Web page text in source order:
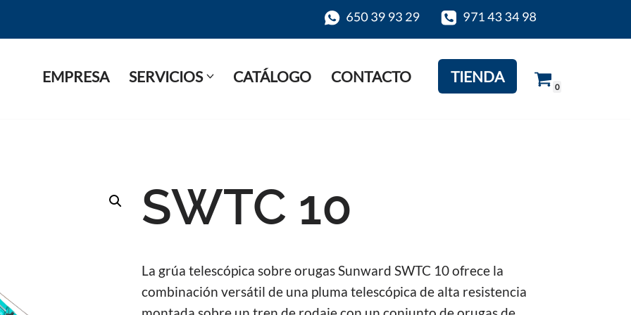
EMPRESA SERVICIOS CATÁLOGO CONTACTO TIENDA
0
SWTC 10
La grúa telescópica sobre orugas Sunward SWTC 10 ofrece la
combinación versátil de una pluma telescópica de alta resistencia